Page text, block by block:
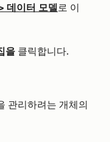
데이터 모델로 이
을 클릭합니다.
관리하려는 개체의